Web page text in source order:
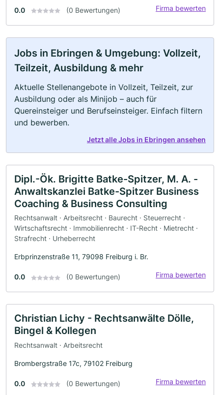
0.0 (0 Bewertungen) Firma bewerten
Jobs in Ebringen & Umgebung: Vollzeit,
Teilzeit, Ausbildung & mehr
Aktuelle Stellenangebote in Vollzeit, Teilzeit, zur
Ausbildung oder als Minijob – auch für
Quereinsteiger und Berufseinsteiger. Einfach filtern
und bewerben.
Jetzt alle Jobs in Ebringen ansehen
Dipl.-Ök. Brigitte Batke-Spitzer, M. A. -
Anwaltskanzlei Batke-Spitzer Business
Coaching & Business Consulting
Rechtsanwalt · Arbeitsrecht · Baurecht · Steuerrecht ·
Wirtschaftsrecht · Immobilienrecht · IT-Recht · Mietrecht ·
Strafrecht · Urheberrecht
Erbprinzenstraße 11, 79098 Freiburg i. Br.
0.0 (0 Bewertungen) Firma bewerten
Christian Lichy - Rechtsanwälte Dölle,
Bingel & Kollegen
Rechtsanwalt · Arbeitsrecht
Brombergstraße 17c, 79102 Freiburg
0.0 (0 Bewertungen) Firma bewerten